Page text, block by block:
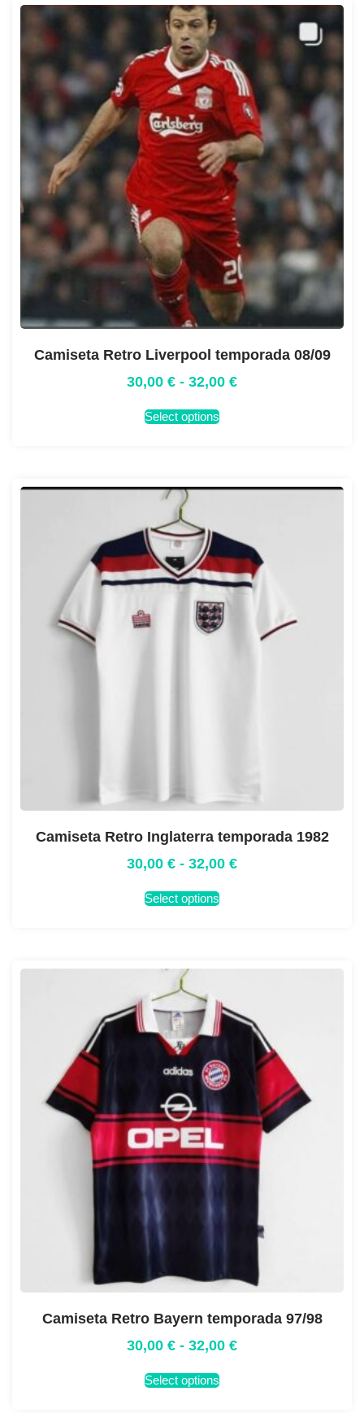
Camiseta Retro Liverpool temporada 08/09
30,00 € - 32,00 €
Select options
Camiseta Retro Inglaterra temporada 1982
30,00 € - 32,00 €
Select options
Camiseta Retro Bayern temporada 97/98
30,00 € - 32,00 €
Select options